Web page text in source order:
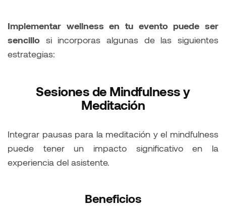
Implementar wellness en tu evento puede ser
sencillo si incorporas algunas de las siguientes
estrategias:
Sesiones de Mindfulness y
Meditación
Integrar pausas para la meditación y el mindfulness
puede tener un impacto significativo en la
experiencia del asistente.
Beneficios